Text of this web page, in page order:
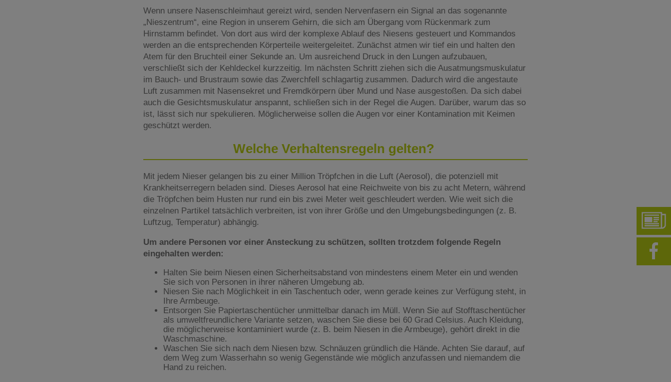
Wenn unsere Nasenschleimhaut gereizt wird, senden Nervenfasern ein Signal an das sogenannte
„Nieszentrum“, eine Region in unserem Gehirn, die sich am Übergang vom Rückenmark zum
Hirnstamm befindet. Von dort aus wird der komplexe Ablauf des Niesens gesteuert und Kommandos
werden an die entsprechenden Körperteile weitergeleitet. Zunächst atmen wir tief ein und halten den
Atem für den Bruchteil einer Sekunde an. Um ausreichend Druck in den Lungen aufzubauen,
verschließt sich der Kehldeckel kurzzeitig. Im nächsten Schritt ziehen sich die Ausatmungsmuskulatur
im Bauch- und Brustraum sowie das Zwerchfell schlagartig zusammen. Dadurch wird die angestaute
Luft zusammen mit Nasensekret und Fremdkörpern über Mund und Nase ausgestoßen. Da sich dabei
auch die Gesichtsmuskulatur anspannt, schließen sich in der Regel die Augen. Darüber, warum das so
ist, lässt sich nur spekulieren. Möglicherweise sollen die Augen vor einer Kontamination mit Keimen
geschützt werden.
Welche Verhaltensregeln gelten?
Mit jedem Nieser gelangen bis zu einer Million Tröpfchen in die Luft (Aerosol), die potenziell mit
Krankheitserregern beladen sind. Dieses Aerosol hat eine Reichweite von bis zu acht Metern, während
die Tröpfchen beim Husten nur rund ein bis zwei Meter weit geschleudert werden. Wie weit sich die
einzelnen Partikel tatsächlich verbreiten, ist von ihrer Größe und den Umgebungsbedingungen (z. B.
Luftzug, Temperatur) abhängig.
Um andere Personen vor einer Ansteckung zu schützen, sollten trotzdem folgende Regeln
eingehalten werden:
Halten Sie beim Niesen einen Sicherheitsabstand von mindestens einem Meter ein und wenden
Sie sich von Personen in ihrer näheren Umgebung ab.
Niesen Sie nach Möglichkeit in ein Taschentuch oder, wenn gerade keines zur Verfügung steht, in
Ihre Armbeuge.
Entsorgen Sie Papiertaschentücher unmittelbar danach im Müll. Wenn Sie auf Stofftaschentücher
als umweltfreundlichere Variante setzen, waschen Sie diese bei 60 Grad Celsius. Auch Kleidung,
die möglicherweise kontaminiert wurde (z. B. beim Niesen in die Armbeuge), gehört direkt in die
Waschmaschine.
Waschen Sie sich nach dem Niesen bzw. Schnäuzen gründlich die Hände. Achten Sie darauf, auf
dem Weg zum Wasserhahn so wenig Gegenstände wie möglich anzufassen und niemandem die
Hand zu reichen.